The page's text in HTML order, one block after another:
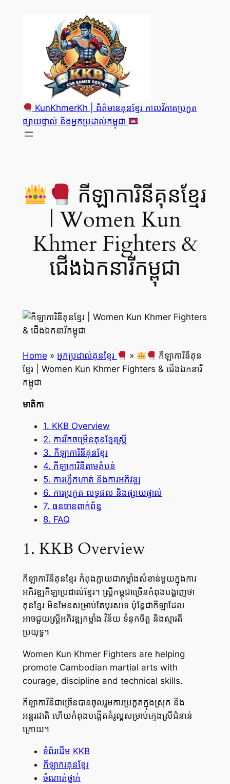
KunKhmerKh | ព័ត៌មានគុនខ្មែរ កាលវិភាគប្រកួត
ផ្សាយផ្ទាល់ និងអ្នកប្រដាល់កម្ពុជា
កីឡាការិនីគុនខ្មែរ
| Women Kun
Khmer Fighters &
ជើងឯកនារីកម្ពុជា
Home » អ្នកប្រដាល់គុនខ្មែរ »
កីឡាការិនីគុន
ខ្មែរ | Women Kun Khmer Fighters & ជើងឯកនារី
កម្ពុជា
មាតិកា
1. KKB Overview
2. ការរីកចម្រើនគុនខ្មែរស្ត្រី
3. កីឡាការិនីគុនខ្មែរ
4. កីឡាការិនីតាមតំបន់
5. ការហ្វឹកហាត់ និងការអភិវឌ្ឍ
6. ការប្រកួត លទ្ធផល និងផ្សាយផ្ទាល់
7. ធនធានពាក់ព័ន្ធ
8. FAQ
1. KKB Overview
កីឡាការិនីគុនខ្មែរ កំពុងក្លាយជាកម្លាំងសំខាន់មួយក្នុងការ
អភិវឌ្ឍកីឡាប្រដាល់ខ្មែរ។ ស្ត្រីកម្ពុជាច្រើនកំពុងបង្ហាញថា
គុនខ្មែរ មិនមែនសម្រាប់តែបុរសទេ ប៉ុន្តែជាកីឡាដែល
អាចជួយស្ត្រីអភិវឌ្ឍកម្លាំង វិន័យ ទំនុកចិត្ត និងស្មារតី
ប្រយុទ្ធ។
Women Kun Khmer Fighters are helping
promote Cambodian martial arts with
courage, discipline and technical skills.
កីឡាការិនីជាច្រើនបានចូលរួមការប្រកួតក្នុងស្រុក និង
អន្តរជាតិ ហើយកំពុងបង្កើតគំរូល្អសម្រាប់ក្មេងស្រីជំនាន់
ក្រោយ។
ទំព័រដើម KKB
កីឡាករគុនខ្មែរ
ចំណាត់ថ្នាក់